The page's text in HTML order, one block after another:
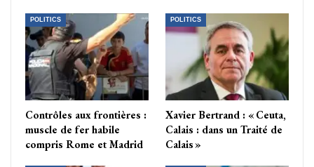
POLITICS
Contrôles aux frontières :
muscle de fer habile
compris Rome et Madrid
POLITICS
Xavier Bertrand : « Ceuta,
Calais : dans un Traité de
Calais »